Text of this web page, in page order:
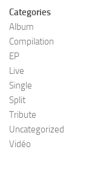
Categories
Album
Compilation
EP
Live
Single
Split
Tribute
Uncategorized
Vidéo